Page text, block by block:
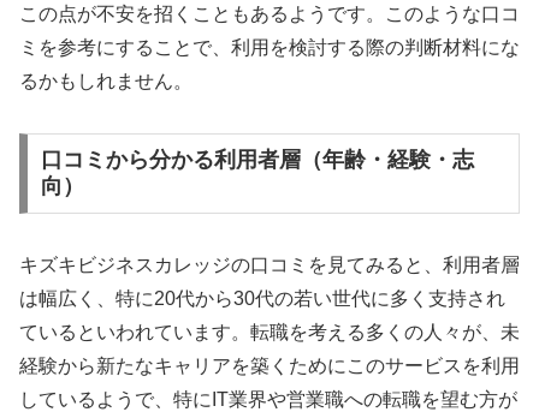
この点が不安を招くこともあるようです。このような口コ
ミを参考にすることで、利用を検討する際の判断材料にな
るかもしれません。
口コミから分かる利用者層（年齢・経験・志
向）
キズキビジネスカレッジの口コミを見てみると、利用者層
は幅広く、特に20代から30代の若い世代に多く支持され
ているといわれています。転職を考える多くの人々が、未
経験から新たなキャリアを築くためにこのサービスを利用
しているようで、特にIT業界や営業職への転職を望む方が